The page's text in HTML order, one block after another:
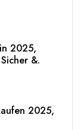
2025,
&.
2025,